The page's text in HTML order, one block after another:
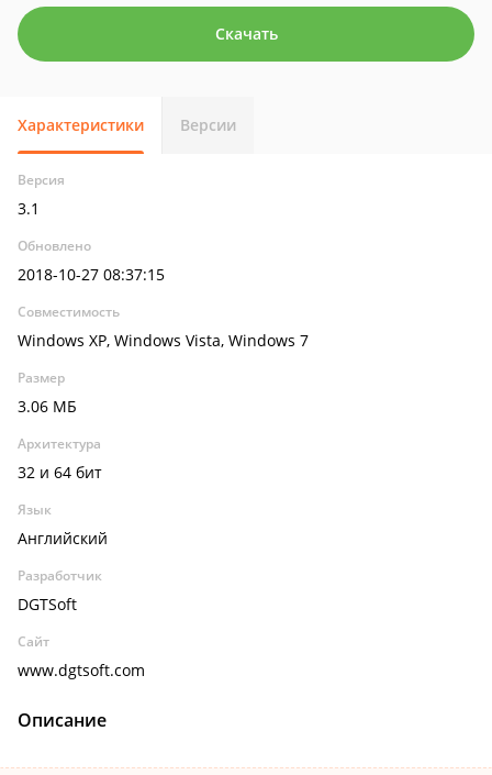
Скачать
Характеристики Версии
Версия
3.1
Обновлено
2018-10-27 08:37:15
Совместимость
Windows XP, Windows Vista, Windows 7
Размер
3.06 МБ
Архитектура
32 и 64 бит
Язык
Английский
Разработчик
DGTSoft
Сайт
www.dgtsoft.com
Описание